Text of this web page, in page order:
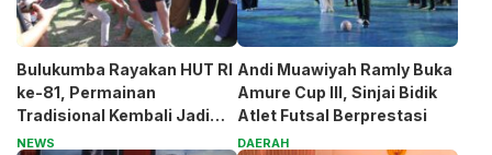
Bulukumba Rayakan HUT RI
ke-81, Permainan
Tradisional Kembali Jadi
Magnet
NEWS
Andi Muawiyah Ramly Buka
Amure Cup III, Sinjai Bidik
Atlet Futsal Berprestasi
DAERAH